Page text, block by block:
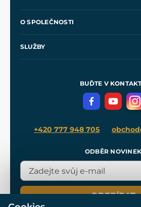
Velkoobchod
O SPOLEČNOSTI
SLUŽBY
Meče pro Kingdom Come
BUĎTE V
+420 777 948 705
ODBĚR NOVINEK
ODEBÍRAT